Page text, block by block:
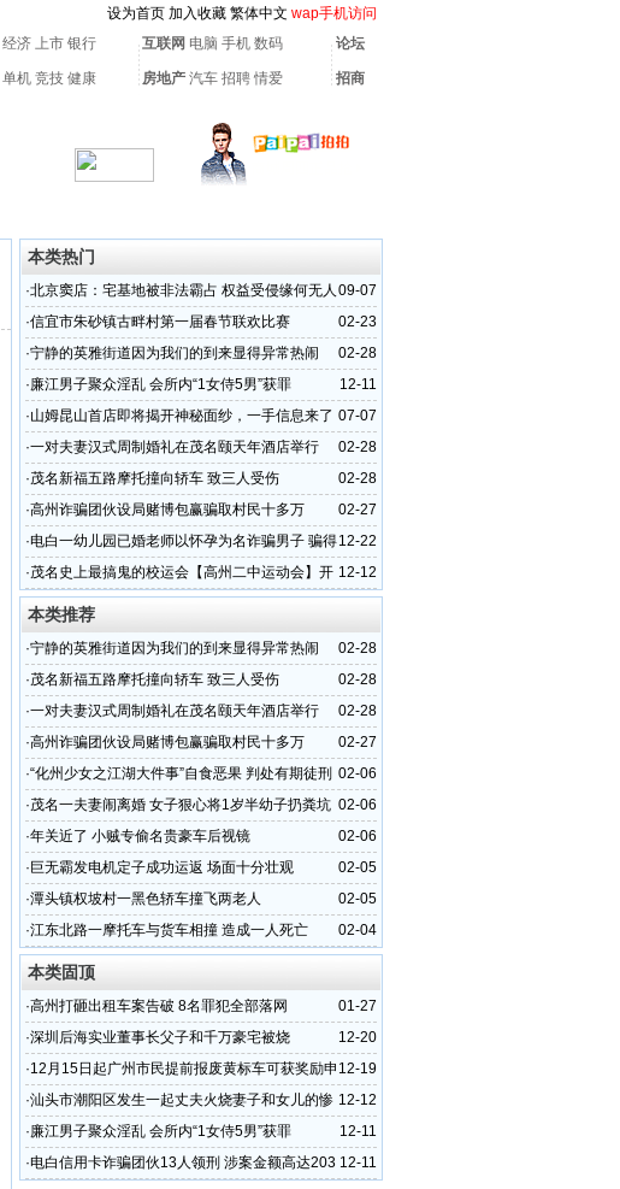
设为首页 加入收藏 繁体中文 wap手机访问
经济 上市 银行 互联网 电脑 手机 数码 论坛
单机 竞技 健康 房地产 汽车 招聘 情爱 招商
本类热门
09-07
·北京窦店：宅基地被非法霸占 权益受侵缘何无人
问津
02-23
·信宜市朱砂镇古畔村第一届春节联欢比赛
02-28
·宁静的英雅街道因为我们的到来显得异常热闹
12-11
·廉江男子聚众淫乱 会所内“1女侍5男”获罪
07-07
·山姆昆山首店即将揭开神秘面纱，一手信息来了
02-28
·一对夫妻汉式周制婚礼在茂名颐天年酒店举行
02-28
·茂名新福五路摩托撞向轿车 致三人受伤
02-27
·高州诈骗团伙设局赌博包赢骗取村民十多万
12-22
·电白一幼儿园已婚老师以怀孕为名诈骗男子 骗得
几万元
12-12
·茂名史上最搞鬼的校运会【高州二中运动会】开
幕式
本类推荐
02-28
·宁静的英雅街道因为我们的到来显得异常热闹
02-28
·茂名新福五路摩托撞向轿车 致三人受伤
02-28
·一对夫妻汉式周制婚礼在茂名颐天年酒店举行
02-27
·高州诈骗团伙设局赌博包赢骗取村民十多万
02-06
·“化州少女之江湖大件事”自食恶果 判处有期徒刑
一年
02-06
·茂名一夫妻闹离婚 女子狠心将1岁半幼子扔粪坑
淹死
02-06
·年关近了 小贼专偷名贵豪车后视镜
02-05
· 巨无霸发电机定子成功运返 场面十分壮观
02-05
·潭头镇权坡村一黑色轿车撞飞两老人
02-04
·江东北路一摩托车与货车相撞 造成一人死亡
本类固顶
01-27
·高州打砸出租车案告破 8名罪犯全部落网
12-20
·深圳后海实业董事长父子和千万豪宅被烧
12-19
·12月15日起广州市民提前报废黄标车可获奖励申
请
12-12
·汕头市潮阳区发生一起丈夫火烧妻子和女儿的惨
剧
12-11
·廉江男子聚众淫乱 会所内“1女侍5男”获罪
12-11
·电白信用卡诈骗团伙13人领刑 涉案金额高达203